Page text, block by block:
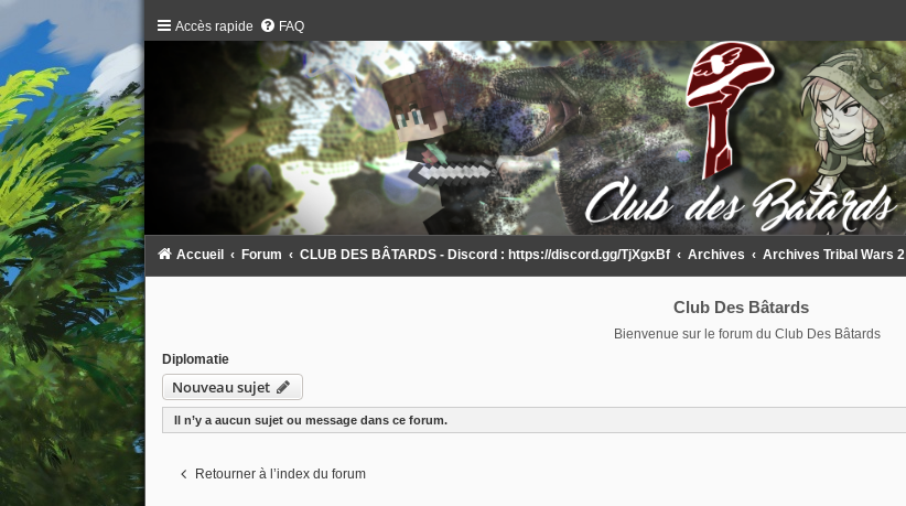
Accès rapide FAQ
Accueil Forum CLUB DES BÂTARDS - Discord : https://discord.gg/TjXgxBf Archives Archives Tribal Wars 2
Club Des Bâtards
Bienvenue sur le forum du Club Des Bâtards
Diplomatie
Nouveau sujet
Il n’y a aucun sujet ou message dans ce forum.
Retourner à l’index du forum